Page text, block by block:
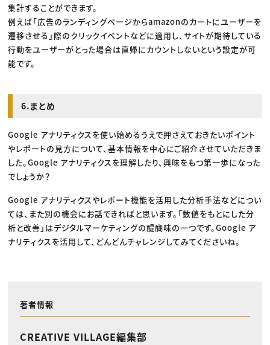
集計することができます。
例えば「広告のランディングページからamazonのカートにユーザーを
遷移させる」際のクリックイベントなどに適用し、サイトが期待している
行動をユーザーがとった場合は直帰にカウントしないという設定が可
能です。
6.まとめ
Google アナリティクスを使い始めるうえで押さえておきたいポイント
やレポートの見方について、基本情報を中心にご紹介させていただきま
した。Google アナリティクスを理解したり、興味をもつ第一歩になった
でしょうか？
Google アナリティクスやレポート機能を活用した分析手法などについ
ては、また別の機会にお話できればと思います。「数値をもとにした分
析と改善」はデジタルマーケティングの醍醐味の一つです。Google ア
ナリティクスを活用して、どんどんチャレンジしてみてくださいね。
著者情報
CREATIVE VILLAGE編集部